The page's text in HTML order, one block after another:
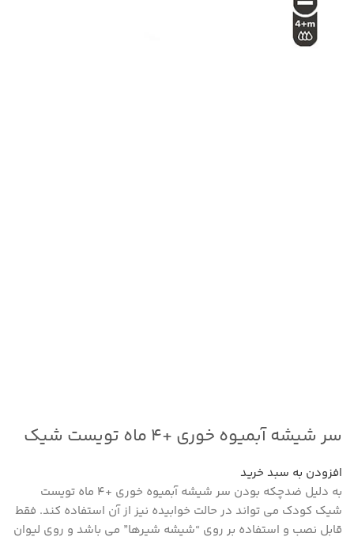
سر شیشه آبمیوه خوری +۴ ماه تویست شیک
افزودن به سبد خرید
به دلیل ضدچکه بودن سر شیشه آبمیوه خوری +۴ ماه تویست
شیک کودک می تواند در حالت خوابیده نیز از آن استفاده کند. فقط
قابل نصب و استفاده بر روی “شیشه شیرها” می باشد و روی لیوان